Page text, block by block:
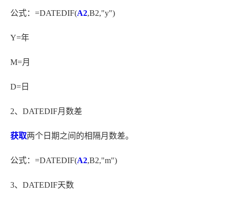
公式：=DATEDIF(A2,B2,"y")
Y=年
M=月
D=日
2、DATEDIF月数差
获取两个日期之间的相隔月数差。
公式：=DATEDIF(A2,B2,"m")
3、DATEDIF天数